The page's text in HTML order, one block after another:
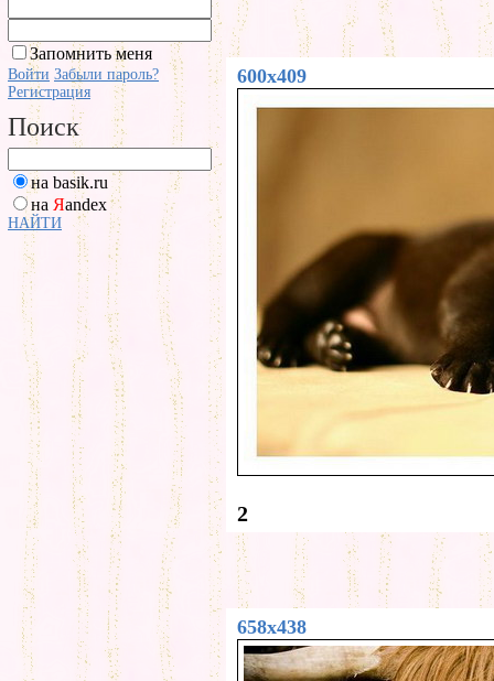
Запомнить меня
Войти Забыли пароль?
Регистрация
Поиск
на basik.ru
на Яandex
НАЙТИ
600x409
2
658x438